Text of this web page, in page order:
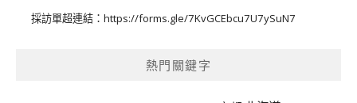
採訪單超連結： https://forms.gle/7KvGCEbcu7U7ySuN7
熱門關鍵字